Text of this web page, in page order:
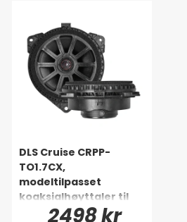
DLS Cruise CRPP-
TO1.7CX,
modeltilpasset
koaksialhøyttaler til
Toyota, Lexus & mange
2498 kr